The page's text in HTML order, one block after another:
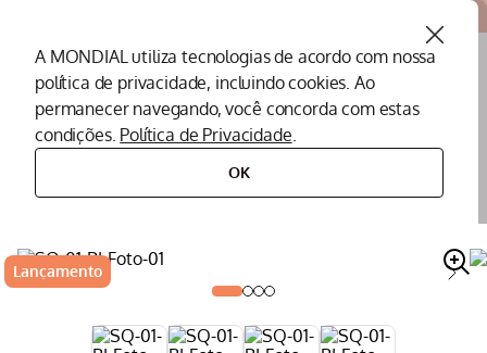
A MONDIAL utiliza tecnologias de acordo com nossa
política de privacidade, incluindo cookies. Ao
permanecer navegando, você concorda com estas
condições. Política de Privacidade.
OK
O que você procura?
eletroportáteis para cozinha
Lançamento
2º Air Fryer
3º Cafeteira
Assistencia Tecnica